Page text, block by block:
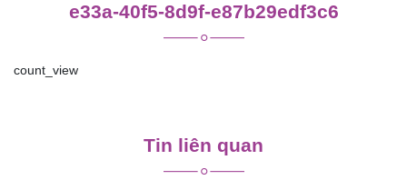
e33a-40f5-8d9f-e87b29edf3c6
count_view
Tin liên quan